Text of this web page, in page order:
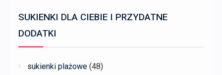
SUKIENKI DLA CIEBIE I PRZYDATNE
DODATKI
sukienki plażowe (48)